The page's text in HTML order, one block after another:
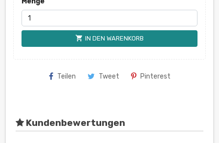
shopping_cart IN DEN WARENKORB
Teilen Tweet Pinterest
Kundenbewertungen